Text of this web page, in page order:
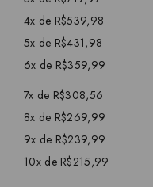
4x de R$539,98
5x de R$431,98
6x de R$359,99
7x de R$308,56
8x de R$269,99
9x de R$239,99
10x de R$215,99